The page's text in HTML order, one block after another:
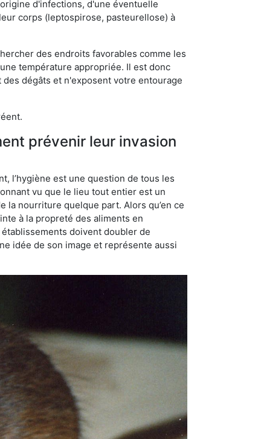
d'infections, d'une éventuelle
corps (leptospirose, pasteurellose) à
des endroits favorables comme les
température appropriée. Il est donc
dégâts et n'exposent votre entourage
prévenir leur invasion
l’hygiène est une question de tous les
vu que le lieu tout entier est un
la nourriture quelque part. Alors qu’en ce
à la propreté des aliments en
établissements doivent doubler de
idée de son image et représente aussi